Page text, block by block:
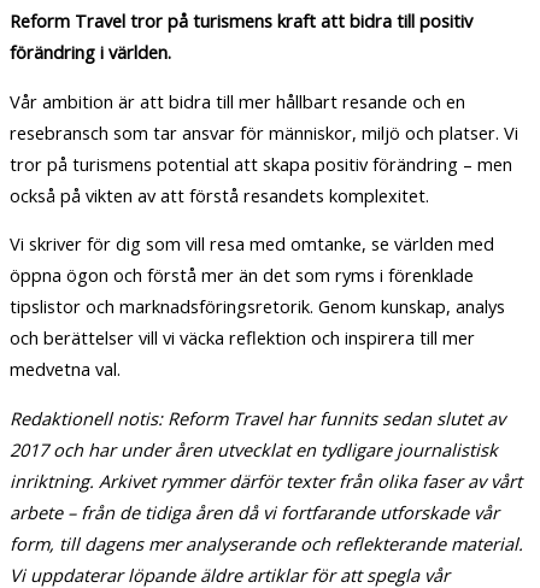
Reform Travel tror på turismens kraft att bidra till positiv
förändring i världen.
Vår ambition är att bidra till mer hållbart resande och en
resebransch som tar ansvar för människor, miljö och platser. Vi
tror på turismens potential att skapa positiv förändring – men
också på vikten av att förstå resandets komplexitet.
Vi skriver för dig som vill resa med omtanke, se världen med
öppna ögon och förstå mer än det som ryms i förenklade
tipslistor och marknadsföringsretorik. Genom kunskap, analys
och berättelser vill vi väcka reflektion och inspirera till mer
medvetna val.
Redaktionell notis: Reform Travel har funnits sedan slutet av
2017 och har under åren utvecklat en tydligare journalistisk
inriktning. Arkivet rymmer därför texter från olika faser av vårt
arbete – från de tidiga åren då vi fortfarande utforskade vår
form, till dagens mer analyserande och reflekterande material.
Vi uppdaterar löpande äldre artiklar för att spegla vår